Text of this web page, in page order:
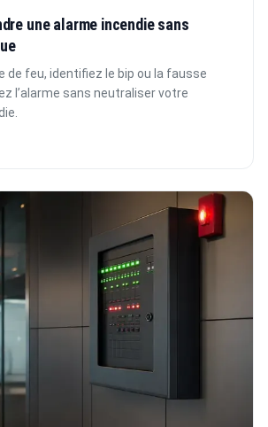
une alarme incendie sans
de feu, identifiez le bip ou la fausse
l’alarme sans neutraliser votre